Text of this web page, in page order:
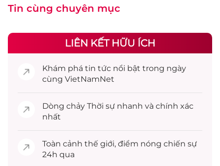
Tin cùng chuyên mục
LIÊN KẾT HỮU ÍCH
Khám phá tin tức nổi bật trong ngày
cùng VietNamNet
Dòng chảy Thời sự nhanh và chính xác
nhất
Toàn cảnh thế giới, điểm nóng chiến sự
24h qua